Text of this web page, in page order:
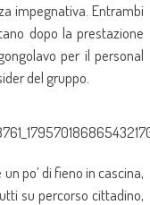
impegnativa. Entrambi
dopo la prestazione
per il personal
del gruppo.
po’ di fieno in cascina,
su percorso cittadino,